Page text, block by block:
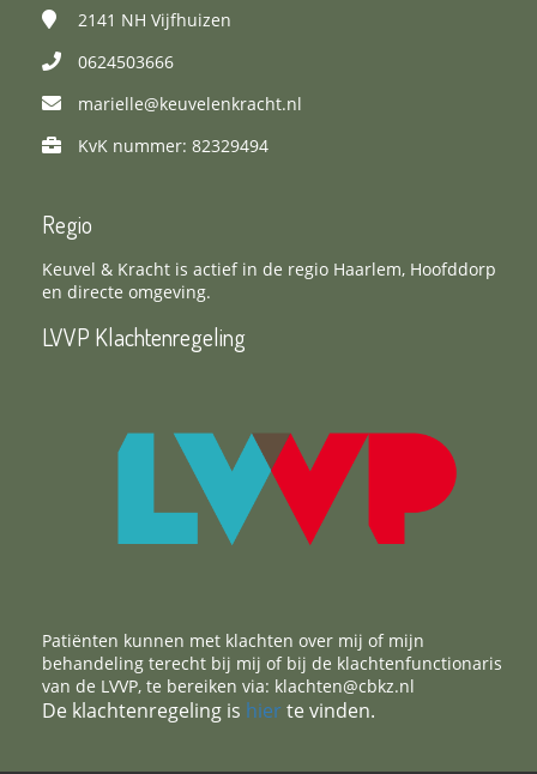
2141 NH Vijfhuizen
0624503666
marielle@keuvelenkracht.nl
KvK nummer: 82329494
Regio
Keuvel & Kracht is actief in de regio Haarlem, Hoofddorp
en directe omgeving.
LVVP Klachtenregeling
Patiënten kunnen met klachten over mij of mijn
behandeling terecht bij mij of bij de klachtenfunctionaris
van de LVVP, te bereiken via: klachten@cbkz.nl
De klachtenregeling is hier te vinden.